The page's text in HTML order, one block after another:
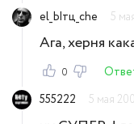
el_Ытц_che
5
Ага, херня
0
555222
5 мая